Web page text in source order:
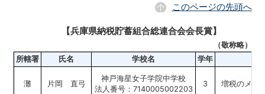
このページの先頭へ
【兵庫県納税貯蓄組合総連合会会長賞】
（敬称略）
所轄署
氏名 学校名 学年
灘 片岡 直弓
神戸海星女子学院中学校
法人番号：7140005002203
3 増税のメリ